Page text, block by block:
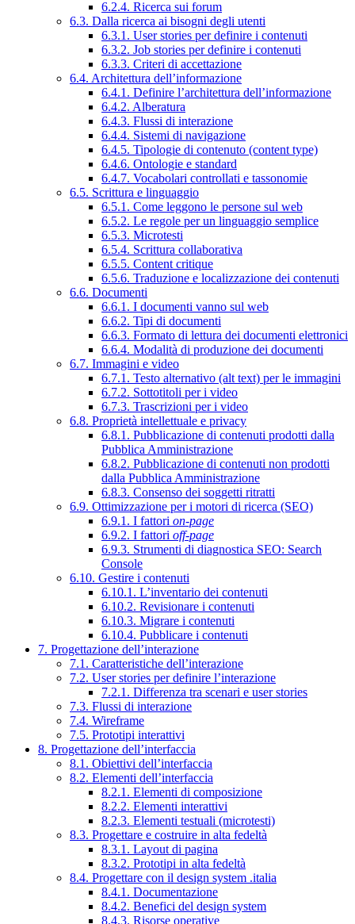
6.2.4. Ricerca sui forum
6.3. Dalla ricerca ai bisogni degli utenti
6.3.1. User stories per definire i contenuti
6.3.2. Job stories per definire i contenuti
6.3.3. Criteri di accettazione
6.4. Architettura dell’informazione
6.4.1. Definire l’architettura dell’informazione
6.4.2. Alberatura
6.4.3. Flussi di interazione
6.4.4. Sistemi di navigazione
6.4.5. Tipologie di contenuto (content type)
6.4.6. Ontologie e standard
6.4.7. Vocabolari controllati e tassonomie
6.5. Scrittura e linguaggio
6.5.1. Come leggono le persone sul web
6.5.2. Le regole per un linguaggio semplice
6.5.3. Microtesti
6.5.4. Scrittura collaborativa
6.5.5. Content critique
6.5.6. Traduzione e localizzazione dei contenuti
6.6. Documenti
6.6.1. I documenti vanno sul web
6.6.2. Tipi di documenti
6.6.3. Formato di lettura dei documenti elettronici
6.6.4. Modalità di produzione dei documenti
6.7. Immagini e video
6.7.1. Testo alternativo (alt text) per le immagini
6.7.2. Sottotitoli per i video
6.7.3. Trascrizioni per i video
6.8. Proprietà intellettuale e privacy
6.8.1. Pubblicazione di contenuti prodotti dalla
Pubblica Amministrazione
6.8.2. Pubblicazione di contenuti non prodotti
dalla Pubblica Amministrazione
6.8.3. Consenso dei soggetti ritratti
6.9. Ottimizzazione per i motori di ricerca (SEO)
6.9.1. I fattori on-page
6.9.2. I fattori off-page
6.9.3. Strumenti di diagnostica SEO: Search
Console
6.10. Gestire i contenuti
6.10.1. L’inventario dei contenuti
6.10.2. Revisionare i contenuti
6.10.3. Migrare i contenuti
6.10.4. Pubblicare i contenuti
7. Progettazione dell’interazione
7.1. Caratteristiche dell’interazione
7.2. User stories per definire l’interazione
7.2.1. Differenza tra scenari e user stories
7.3. Flussi di interazione
7.4. Wireframe
7.5. Prototipi interattivi
8. Progettazione dell’interfaccia
8.1. Obiettivi dell’interfaccia
8.2. Elementi dell’interfaccia
8.2.1. Elementi di composizione
8.2.2. Elementi interattivi
8.2.3. Elementi testuali (microtesti)
8.3. Progettare e costruire in alta fedeltà
8.3.1. Layout di pagina
8.3.2. Prototipi in alta fedeltà
8.4. Progettare con il design system .italia
8.4.1. Documentazione
8.4.2. Benefici del design system
8.4.3. Risorse operative